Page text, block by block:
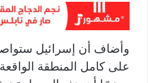
وأضاف أن إسرائيل
على كامل المنطقة